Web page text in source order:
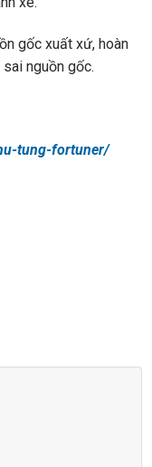
gốc xuất xứ, hoàn
nguồn gốc.
tung-fortuner/